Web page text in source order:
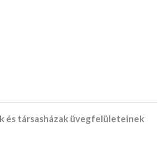
és társasházak üvegfelületeinek